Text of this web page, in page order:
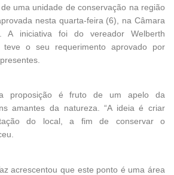
uma unidade de conservação na região
nesta quarta-feira (6), na Câmara
A iniciativa foi do vereador Welberth
teve o seu requerimento aprovado por
a proposição é fruto de um apelo da
amantes da natureza. “A ideia é criar
do local, a fim de conservar o
acrescentou que este ponto é uma área